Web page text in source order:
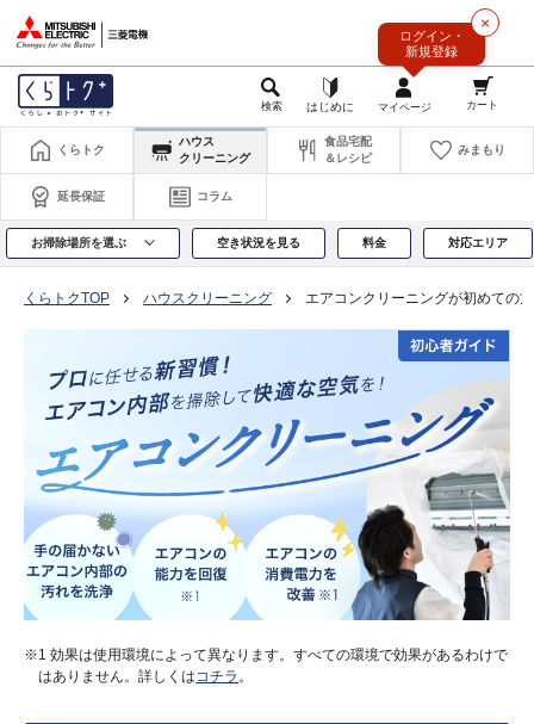
×
ログイン・
新規登録
くらトク
ハウス
クリーニング
食品宅配
＆レシピ
みまもり
延長保証 コラム
お掃除場所を選ぶ 空き状況を見る 料金 対応エリア
くらトクTOP ハウスクリーニング エアコンクリーニングが初めての方
※1 効果は使用環境によって異なります。すべての環境で効果があるわけで
はありません。詳しくは コチラ 。